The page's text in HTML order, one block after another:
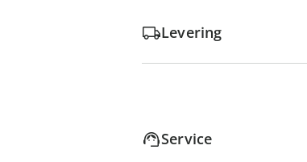
Levering
Service